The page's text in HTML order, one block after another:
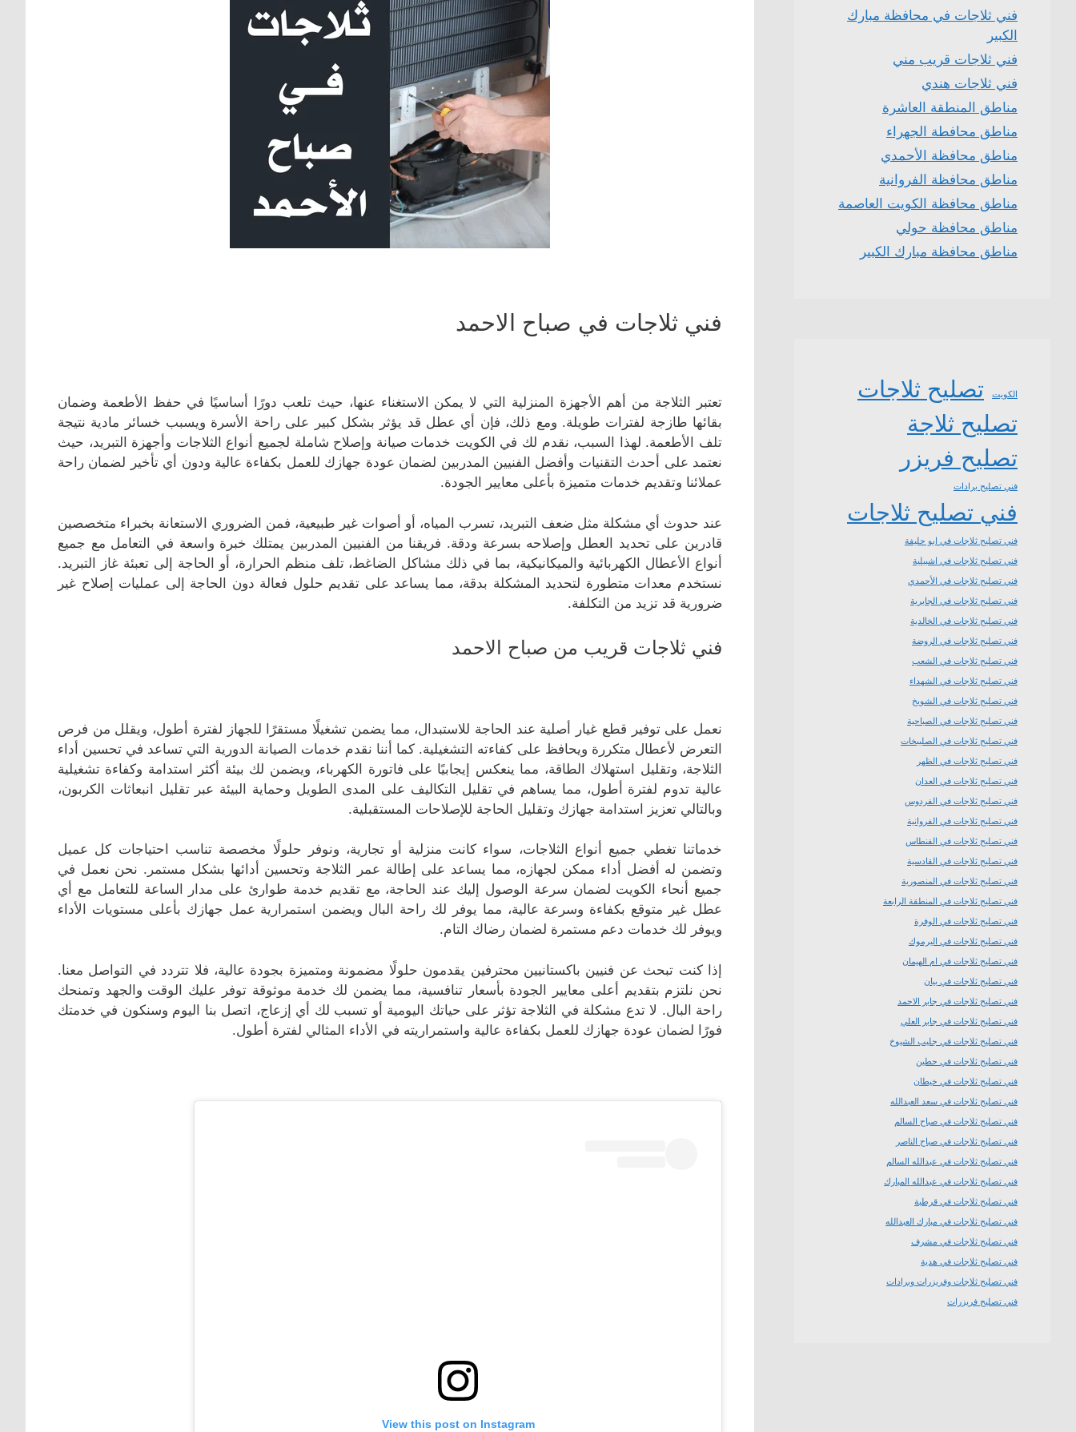
فني ثلاجات في صباح الاحمد
تعتبر الثلاجة من أهم الأجهزة المنزلية التي لا يمكن الاستغناء عنها، حيث تلعب دورًا أساسيًا في حفظ الأطعمة وضمان
بقائها طازجة لفترات طويلة. ومع ذلك، فإن أي عطل قد يؤثر بشكل كبير على راحة الأسرة ويسبب خسائر مادية نتيجة
تلف الأطعمة. لهذا السبب، نقدم لك في الكويت خدمات صيانة وإصلاح شاملة لجميع أنواع الثلاجات وأجهزة التبريد، حيث
نعتمد على أحدث التقنيات وأفضل الفنيين المدربين لضمان عودة جهازك للعمل بكفاءة عالية ودون أي تأخير لضمان راحة
عملائنا وتقديم خدمات متميزة بأعلى معايير الجودة.
عند حدوث أي مشكلة مثل ضعف التبريد، تسرب المياه، أو أصوات غير طبيعية، فمن الضروري الاستعانة بخبراء متخصصين
قادرين على تحديد العطل وإصلاحه بسرعة ودقة. فريقنا من الفنيين المدربين يمتلك خبرة واسعة في التعامل مع جميع
أنواع الأعطال الكهربائية والميكانيكية، بما في ذلك مشاكل الضاغط، تلف منظم الحرارة، أو الحاجة إلى تعبئة غاز التبريد.
نستخدم معدات متطورة لتحديد المشكلة بدقة، مما يساعد على تقديم حلول فعالة دون الحاجة إلى عمليات إصلاح غير
ضرورية قد تزيد من التكلفة.
فني ثلاجات قريب من صباح الاحمد
نعمل على توفير قطع غيار أصلية عند الحاجة للاستبدال، مما يضمن تشغيلًا مستقرًا للجهاز لفترة أطول، ويقلل من فرص
التعرض لأعطال متكررة ويحافظ على كفاءته التشغيلية. كما أننا نقدم خدمات الصيانة الدورية التي تساعد في تحسين أداء
الثلاجة، وتقليل استهلاك الطاقة، مما ينعكس إيجابيًا على فاتورة الكهرباء، ويضمن لك بيئة أكثر استدامة وكفاءة تشغيلية
عالية تدوم لفترة أطول، مما يساهم في تقليل التكاليف على المدى الطويل وحماية البيئة عبر تقليل انبعاثات الكربون،
وبالتالي تعزيز استدامة جهازك وتقليل الحاجة للإصلاحات المستقبلية.
خدماتنا تغطي جميع أنواع الثلاجات، سواء كانت منزلية أو تجارية، ونوفر حلولًا مخصصة تناسب احتياجات كل عميل
وتضمن له أفضل أداء ممكن لجهازه، مما يساعد على إطالة عمر الثلاجة وتحسين أدائها بشكل مستمر. نحن نعمل في
جميع أنحاء الكويت لضمان سرعة الوصول إليك عند الحاجة، مع تقديم خدمة طوارئ على مدار الساعة للتعامل مع أي
عطل غير متوقع بكفاءة وسرعة عالية، مما يوفر لك راحة البال ويضمن استمرارية عمل جهازك بأعلى مستويات الأداء
ويوفر لك خدمات دعم مستمرة لضمان رضاك التام.
إذا كنت تبحث عن فنيين باكستانيين محترفين يقدمون حلولًا مضمونة ومتميزة بجودة عالية، فلا تتردد في التواصل معنا.
نحن نلتزم بتقديم أعلى معايير الجودة بأسعار تنافسية، مما يضمن لك خدمة موثوقة توفر عليك الوقت والجهد وتمنحك
راحة البال. لا تدع مشكلة في الثلاجة تؤثر على حياتك اليومية أو تسبب لك أي إزعاج، اتصل بنا اليوم وسنكون في خدمتك
فورًا لضمان عودة جهازك للعمل بكفاءة عالية واستمراريته في الأداء المثالي لفترة أطول.
View this post on Instagram
فني ثلاجات في محافظة مبارك
الكبير
فني ثلاجات قريب مني
فني ثلاجات هندي
مناطق المنطقة العاشرة
مناطق محافطة الجهراء
مناطق محافظة الأحمدي
مناطق محافظة الفروانية
مناطق محافظة الكويت العاصمة
مناطق محافظة حولي
مناطق محافظة مبارك الكبير
الكويت
تصليح ثلاجات
تصليح ثلاجة
تصليح فريزر
فني تصليح برادات
فني تصليح ثلاجات
فني تصليح ثلاجات في ابو حليفة
فني تصليح ثلاجات في اشبيلية
فني تصليح ثلاجات في الأحمدي
فني تصليح ثلاجات في الجابرية
فني تصليح ثلاجات في الخالدية
فني تصليح ثلاجات في الروضة
فني تصليح ثلاجات في الشعب
فني تصليح ثلاجات في الشهداء
فني تصليح ثلاجات في الشويخ
فني تصليح ثلاجات في الصباحية
فني تصليح ثلاجات في الصليبخات
فني تصليح ثلاجات في الظهر
فني تصليح ثلاجات في العدان
فني تصليح ثلاجات في الفردوس
فني تصليح ثلاجات في الفروانية
فني تصليح ثلاجات في الفنطاس
فني تصليح ثلاجات في القادسية
فني تصليح ثلاجات في المنصورية
فني تصليح ثلاجات في المنطقة الرابعة
فني تصليح ثلاجات في الوفرة
فني تصليح ثلاجات في اليرموك
فني تصليح ثلاجات في ام الهيمان
فني تصليح ثلاجات في بيان
فني تصليح ثلاجات في جابر الاحمد
فني تصليح ثلاجات في جابر العلي
فني تصليح ثلاجات في جليب الشيوخ
فني تصليح ثلاجات في حطين
فني تصليح ثلاجات في خيطان
فني تصليح ثلاجات في سعد العبدالله
فني تصليح ثلاجات في صباح السالم
فني تصليح ثلاجات في صباح الناصر
فني تصليح ثلاجات في عبدالله السالم
فني تصليح ثلاجات في عبدالله المبارك
فني تصليح ثلاجات في قرطبة
فني تصليح ثلاجات في مبارك العبدالله
فني تصليح ثلاجات في مشرف
فني تصليح ثلاجات في هدية
فني تصليح ثلاجات وفريزرات وبرادات
فني تصليح فريزرات